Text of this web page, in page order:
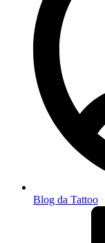
Blog da Tattoo